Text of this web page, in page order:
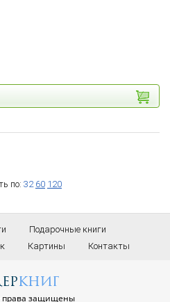
по: 32 60 120
Подарочные книги
Картины Контакты
книг
права защищены